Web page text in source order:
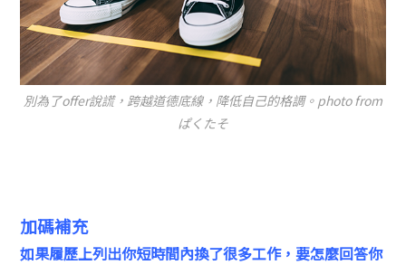
別為了offer說謊，跨越道德底線，降低自己的格調。photo from
ぱくたそ
加碼補充
如果履歷上列出你短時間內換了很多工作，要怎麼回答你